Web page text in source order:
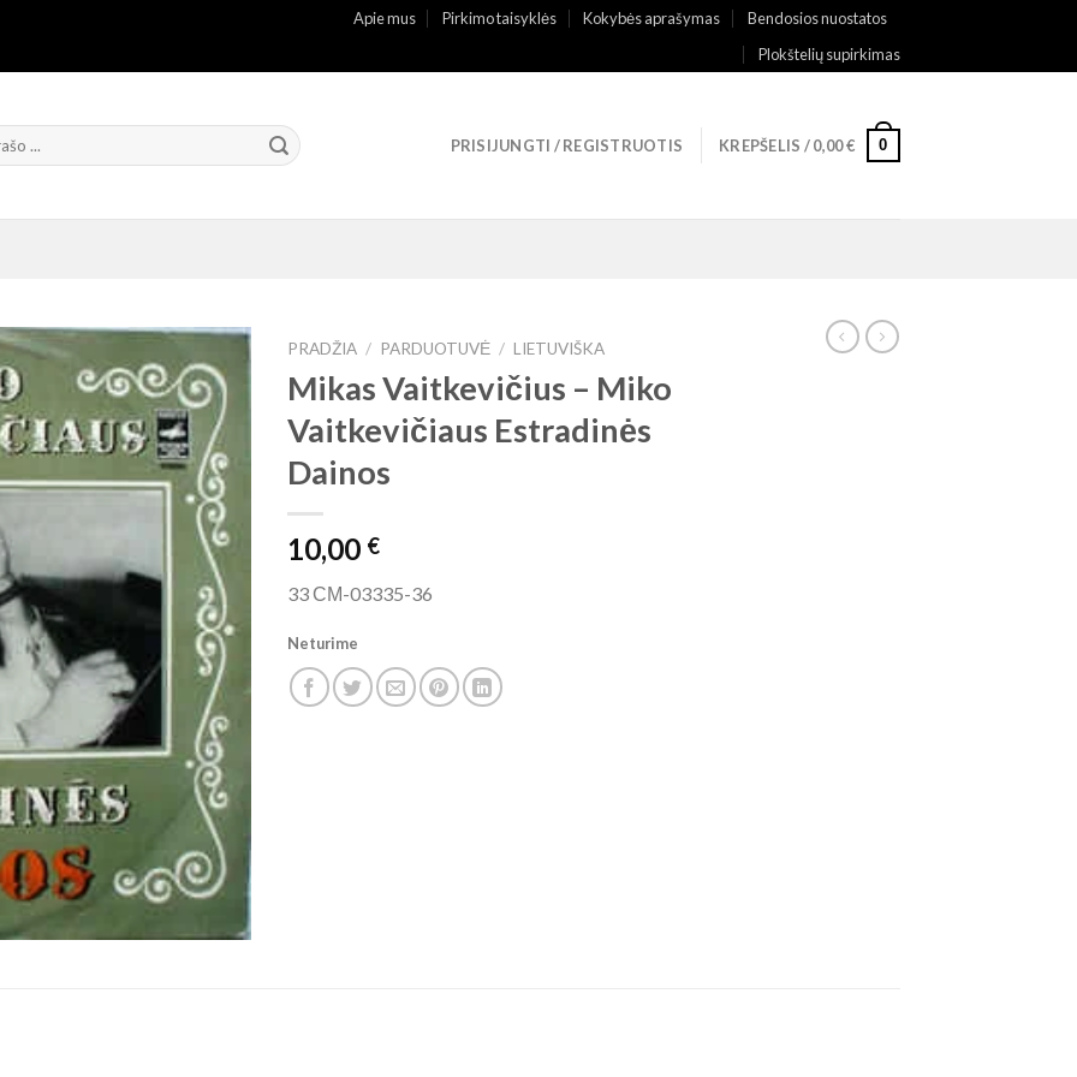
Apie mus Pirkimo taisyklės Kokybės aprašymas
Bendosios nuostatos
Plokštelių supirkimas
PRISIJUNGTI / REGISTRUOTIS KREPŠELIS /0,00€ 0
PRADŽIA / PARDUOTUVĖ / LIETUVIŠKA
Mikas Vaitkevičius ‎– Miko
Vaitkevičiaus Estradinės
Dainos
10,00 €
33 СМ-03335-36
Neturime